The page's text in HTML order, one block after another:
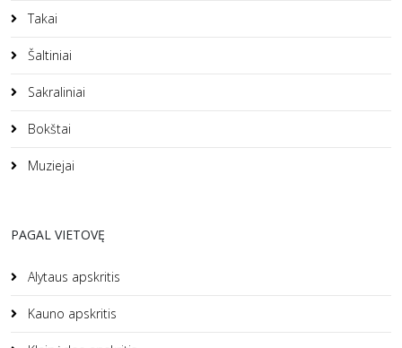
Takai
Šaltiniai
Sakraliniai
Bokštai
Muziejai
PAGAL VIETOVĘ
Alytaus apskritis
Kauno apskritis